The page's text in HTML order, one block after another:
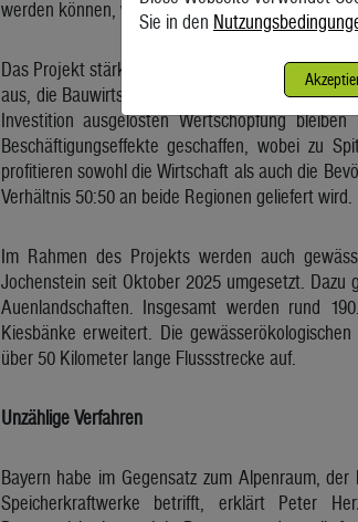
werden können, was für zusätzliche
Das Projekt stärkt die Wirtschaft im Grenzraum
aus, die Bauwirtschaft, verarbeitendes
Investition ausgelösten Wertschöpfung
Beschäftigungseffekte geschaffen, wobei zu
profitieren sowohl die Wirtschaft als auch die
Verhältnis 50:50 an beide Regionen geliefert wird.
Im Rahmen des Projekts werden auch
Jochenstein seit Oktober 2025 umgesetzt.
Auenlandschaften. Insgesamt werden rund
Kiesbänke erweitert. Die
über 50 Kilometer lange Flussstrecke auf.
Unzählige Verfahren
Bayern habe im Gegensatz zum Alpenraum,
Speicherkraftwerke betrifft, erklärt Peter
Sie in den